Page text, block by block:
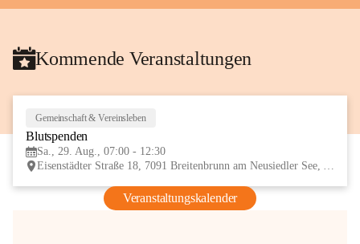
Kommende Veranstaltungen
Gemeinschaft & Vereinsleben
Blutspenden
Sa., 29. Aug., 07:00 - 12:30
Eisenstädter Straße 18, 7091 Breitenbrunn am Neusiedler See, AUT
Veranstaltungskalender